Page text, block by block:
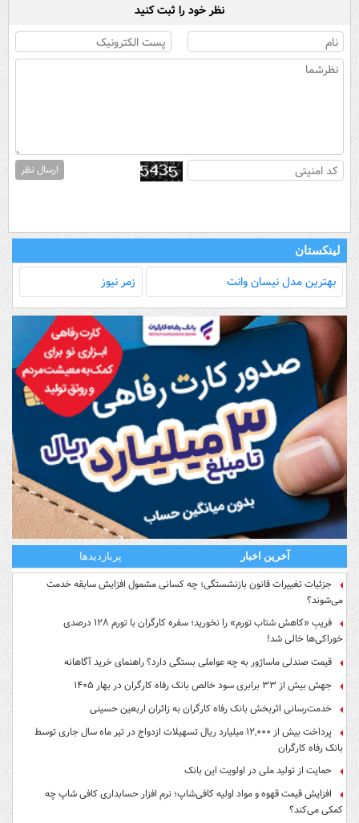
نظر خود را ثبت کنید
ارسال نظر
لینکستان
بهترین مدل‌ نیسان وانت زمر نیوز
آخرین اخبار پربازدیدها
جزئیات تغییرات قانون بازنشستگی؛ چه کسانی مشمول افزایش سابقه خدمت
می‌شوند؟
فریبِ «کاهش شتاب تورم» را نخورید؛ سفره کارگران با تورم ۱۲۸ درصدی
خوراکی‌ها خالی شد!
قیمت صندلی ماساژور به چه عواملی بستگی دارد؟ راهنمای خرید آگاهانه
جهش بیش از ۳۳ برابری سود خالص بانک رفاه کارگران در بهار ۱۴۰۵
خدمت‌رسانی اثربخش بانک رفاه کارگران به زائران اربعین حسینی
پرداخت بیش از ۱۲,۰۰۰ میلیارد ریال تسهیلات ازدواج در تیر ماه سال جاری توسط
بانک رفاه کارگران
حمایت از تولید ملی در اولویت این بانک
افزایش قیمت قهوه و مواد اولیه کافی‌شاپ؛ نرم افزار حسابداری کافی شاپ چه
کمکی می‌کند؟